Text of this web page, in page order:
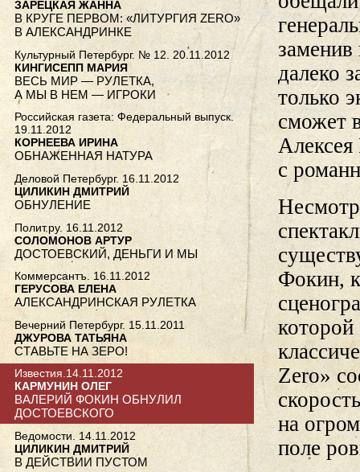
заменив
далеко
только
сможет
с
Фокин,
которой
Zero»
на
поле
ЗАРЕЦКАЯ ЖАННА
В КРУГЕ ПЕРВОМ: «ЛИТУРГИЯ ZERO»
В АЛЕКСАНДРИНКЕ
Культурный Петербург. № 12. 20.11.2012
КИНГИСЕПП МАРИЯ
ВЕСЬ МИР — РУЛЕТКА,
А МЫ В НЕМ — ИГРОКИ
Российская газета: Федеральный выпуск.
19.11.2012
КОРНЕЕВА ИРИНА
ОБНАЖЕННАЯ НАТУРА
Деловой Петербург. 16.11.2012
ЦИЛИКИН ДМИТРИЙ
ОБНУЛЕНИЕ
Полит.ру. 16.11.2012
СОЛОМОНОВ АРТУР
ДОСТОЕВСКИЙ, ДЕНЬГИ И МЫ
Коммерсантъ. 16.11.2012
ГЕРУСОВА ЕЛЕНА
АЛЕКСАНДРИНСКАЯ РУЛЕТКА
Вечерний Петербург. 15.11.2011
ДЖУРОВА ТАТЬЯНА
СТАВЬТЕ НА ЗЕРО!
Известия.14.11.2012
КАРМУНИН ОЛЕГ
ВАЛЕРИЙ ФОКИН ОБНУЛИЛ
ДОСТОЕВСКОГО
Ведомости. 14.11.2012
ЦИЛИКИН ДМИТРИЙ
В ДЕЙСТВИИ ПУСТОМ